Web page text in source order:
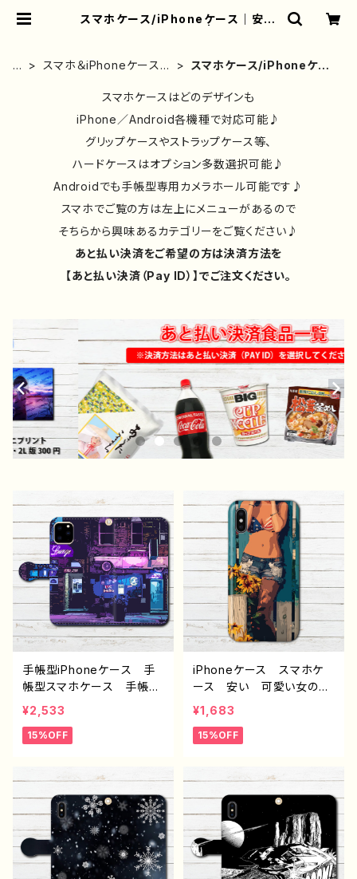
スマホケース/iPhoneケース｜安い
れ/イラストレーター/グッズ/人気/後
払い/通販｜雑貨屋アリうさ
ホ
スマホ＆iPhoneケース｜
スマホケース/iPhoneケー
いい
スマホケースはどのデザインも
iPhone／Android各機種で対応可能♪
グリップケースやストラップケース等、
ハードケースはオプション多数選択可能♪
Androidでも手帳型専用カメラホール可能です♪
スマホでご覧の方は左上にメニューがあるので
そちらから興味あるカテゴリーをご覧ください♪
あと払い決済をご希望の方は決済方法を
【あと払い決済（Pay ID）】でご注文ください。
手帳型iPhoneケース 手
帳型スマホケース 手帳
型 全機種対応 高校生
男子 iPhone17/16/15/1
4/13 タイトル：ネオンに導
¥2,533
15%OFF
iPhoneケース スマホケ
ース 安い 可愛い女の
子 個性的 おしゃれ メ
ンズ セクシー かっこい
い かわいい 高校生 男
Galaxy Android ア
ンドロイド ケース スマ
ホカバー 携帯 ハードケ
ース アイフォンケース
おすすめ 人気 クリエイ
¥1,683
15%OFF